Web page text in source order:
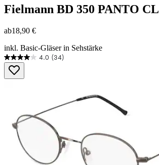
Fielmann BD 350 PANTO CL
ab18,90 €
inkl. Basic-Gläser in Sehstärke
4.0 (34)
4.0
von
5